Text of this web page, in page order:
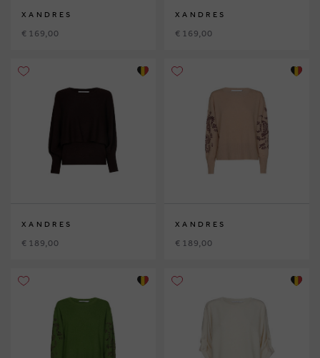
XANDRES
€ 169,00
XANDRES
€ 169,00
XANDRES
€ 189,00
XANDRES
€ 189,00